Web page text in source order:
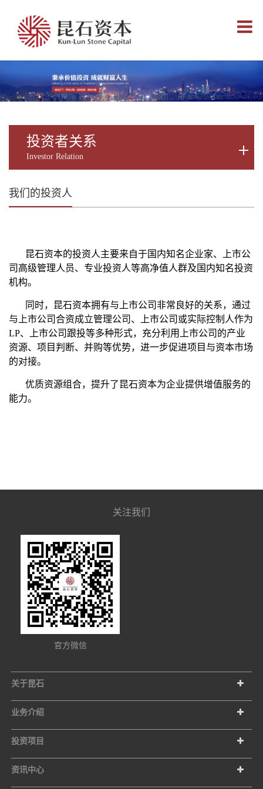
Toggle
投资者关系
Investor Relation
我们的投资人
昆石资本的投资人主要来自于国内知名企业家、上市公
司高级管理人员、专业投资人等高净值人群及国内知名投资
机构。
同时，昆石资本拥有与上市公司非常良好的关系，通过
与上市公司合资成立管理公司、上市公司或实际控制人作为
LP、上市公司跟投等多种形式，充分利用上市公司的产业
资源、项目判断、并购等优势，进一步促进项目与资本市场
的对接。
优质资源组合，提升了昆石资本为企业提供增值服务的
能力。
关注我们
官方微信
关于昆石
业务介绍
投资项目
资讯中心